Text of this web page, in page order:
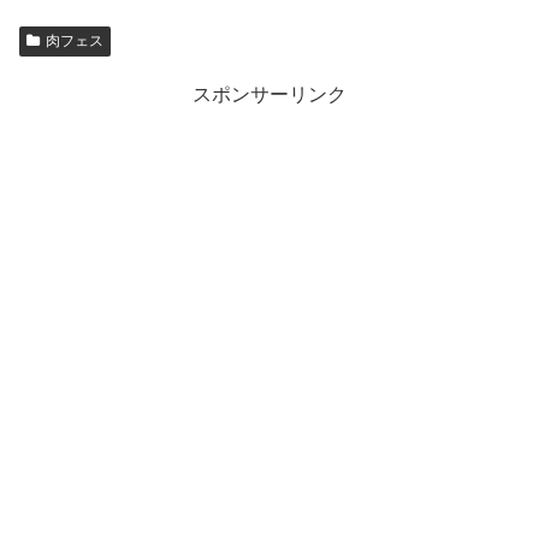
肉フェス
スポンサーリンク